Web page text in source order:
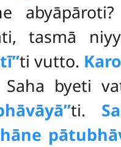
tasmā
ti vutto.
Saha byeti
ti.